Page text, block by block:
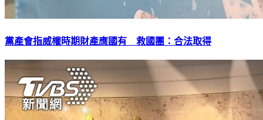
黨產會指威權時期財產應國有 救國團：合法取得